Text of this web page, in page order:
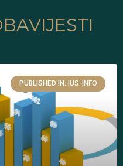
PUBLISHED IN: IUS-INFO